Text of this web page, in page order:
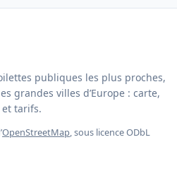
publiques les plus proches,
grandes villes d’Europe : carte,
et tarifs.
OpenStreetMap, sous licence ODbL